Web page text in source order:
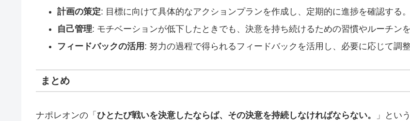
計画の策定: 目標に向けて具体的なアクションプランを作成し、定期的に進捗を確認する。
自己管理: モチベーションが低下したときでも、決意を持ち続けるための習慣やルーチンを
フィードバックの活用 : 努力の過程で得られるフィードバックを活用し、必要に応じて調整
まとめ
ナポレオンの「 ひとたび戦いを決意したならば、その決意を持続しなければならない。
」とい